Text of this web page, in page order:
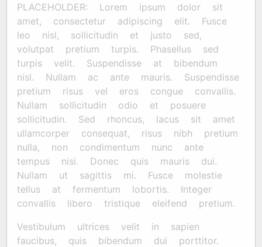
PLACEHOLDER: Lorem ipsum dolor sit
amet, consectetur adipiscing elit. Fusce
leo nisl, sollicitudin et justo sed,
volutpat pretium turpis. Phasellus sed
turpis velit. Suspendisse at bibendum
nisl. Nullam ac ante mauris. Suspendisse
pretium risus vel eros congue convallis.
Nullam sollicitudin odio et posuere
sollicitudin. Sed rhoncus, lacus sit amet
ullamcorper consequat, risus nibh pretium
nulla, non condimentum nunc ante
tempus nisi. Donec quis mauris dui.
Nullam ut sagittis mi. Fusce molestie
tellus at fermentum lobortis. Integer
convallis libero tristique eleifend pretium.
Vestibulum ultrices velit in sapien
faucibus, quis bibendum dui porttitor.